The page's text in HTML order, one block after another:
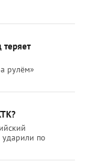
теряет
рулём»
по